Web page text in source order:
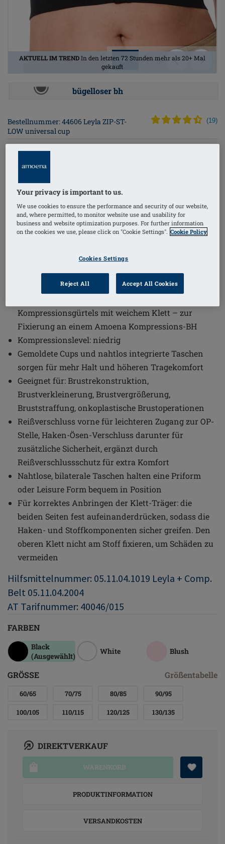
AKTUELL IM TRENDIn den letzten 72 Stunden mehr als 20+ Mal
gekauft
1/6
bügelloser bh
Bestellnummer: 44606 Leyla ZIP-ST-
LOW universal cup
(19)
€159.95
Preise inkl. MwSt. zzgl. Versandkosten
Der Leyla Post-OP BH bietet eine optimale
Unterstützung nach Brustoperationen und überzeugt
durch durchdachte Details für höchsten Tragekomfort.
onkoplastischen Brustoperationen abgestimmt.
Kompressionsgürtels mit weichem Klett – zur
Fixierung an einem Amoena Kompressions-BH
Kompressionslevel: niedrig
Gemoldete Cups und nahtlos integrierte Taschen
sorgen für mehr Halt und höheren Tragekomfort
Geeignet für: Brustrekonstruktion,
Brustverkleinerung, Brustvergrößerung,
Bruststraffung, onkoplastische Brustoperationen
Reißverschluss vorne für leichteren Zugang zur OP-
Stelle, Haken-Ösen-Verschluss darunter für
zusätzliche Sicherheit, ergänzt durch
Reißverschlussschutz für extra Komfort
Nahtlose, bilaterale Taschen halten eine Priform
oder Leisure Form bequem in Position
Für korrektes Anbringen der Klett-Träger: die
beiden Seiten fest aufeinanderdrücken, sodass die
Haken- und Stoffkomponenten sicher greifen. Den
oberen Klett nicht am Stoff fixieren, um Schäden zu
vermeiden
Hilfsmittelnummer: 05.11.04.1019 Leyla + Comp.
Belt 05.11.04.2004
AT Tarifnummer: 40046/015
FARBEN
Black
(Ausgewählt)
White Blush
GRÖSSE Größentabelle
60/65 70/75 80/85 90/95
100/105 110/115 120/125 130/135
DIREKTVERKAUF
WARENKORB
PRODUKTINFORMATION
VERSANDKOSTEN
Your privacy is important to us.
We use cookies to ensure the performance and security of our website,
and, where permitted, to monitor website use and usability for
business and website optimization purposes. For further information
on the cookies we use, please click on "Cookie Settings". Cookie Policy
Cookies Settings
Reject All Accept All Cookies